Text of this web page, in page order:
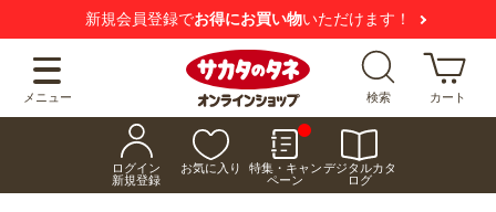
新規会員登録でお得にお買い物いただけます！
メニュー 検索 カート
ログイン
新規登録
お気に入り
特集・キャン
ペーン
デジタルカタ
ログ